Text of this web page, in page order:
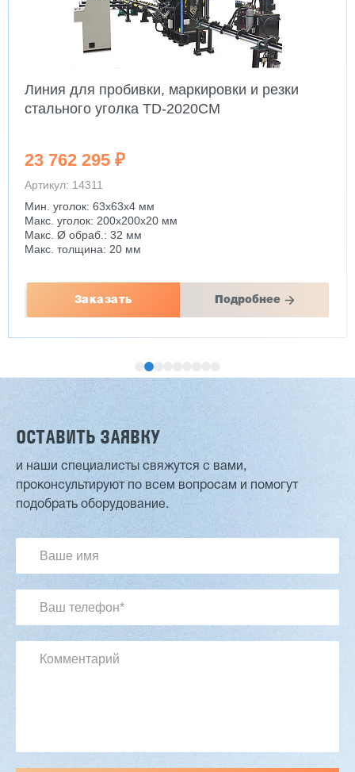
Линия для пробивки, маркировки и резки
стального уголка TD-2020CM
23 762 295 ₽
Артикул: 14311
Мин. уголок: 63x63x4 мм
Макс. уголок: 200x200x20 мм
Макс. Ø обраб.: 32 мм
Макс. толщина: 20 мм
Заказать Подробнее
Двухсторонний шипорез MX6015
2 901 639 ₽
Артикул: 2497
Станок проходного типа
ОСТАВИТЬ ЗАЯВКУ
и наши специалисты свяжутся с вами,
проконсультируют по всем вопросам и помогут
подобрать оборудование.